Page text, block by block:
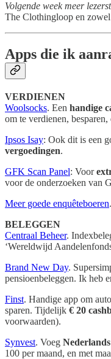
Volgende week meer
The Clothingloop en
Apps die ik
VERDIENEN
Woolsocks. Een handige
om te verdienen,
Ipsos Isay: Ook dit is een
vergoedingen.
GFK Scan Panel: Voor
voor de onderzoeken van
Meer goede enquêteboeren.
BELEGGEN
Centraal Beheer.
‘Wereldwijd
Brand New Day.
pensioenbeleggen. Ik heb
Finst. Handige app om
sparen. Tijdelijk € 20
voorwaarden).
Synvest. Voeg
100 per maand, en met